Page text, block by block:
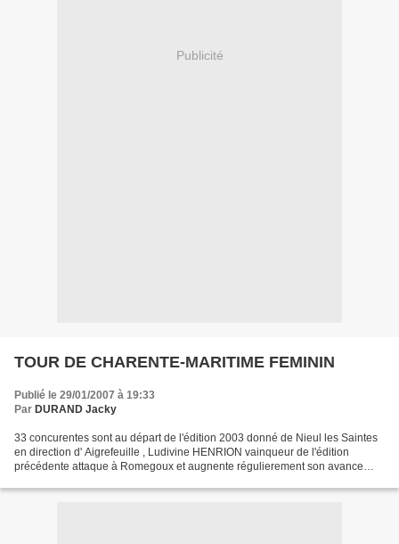
Publicité
TOUR DE CHARENTE-MARITIME FEMININ
Publié le 29/01/2007 à 19:33
Par DURAND Jacky
33 concurentes sont au départ de l'édition 2003 donné de Nieul les Saintes
en direction d' Aigrefeuille , Ludivine HENRION vainqueur de l'édition
précédente attaque à Romegoux et augnente régulierement son avance